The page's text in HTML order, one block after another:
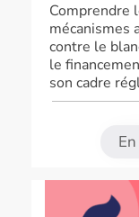
Comprendre
mécanismes
contre le
le
son cadre